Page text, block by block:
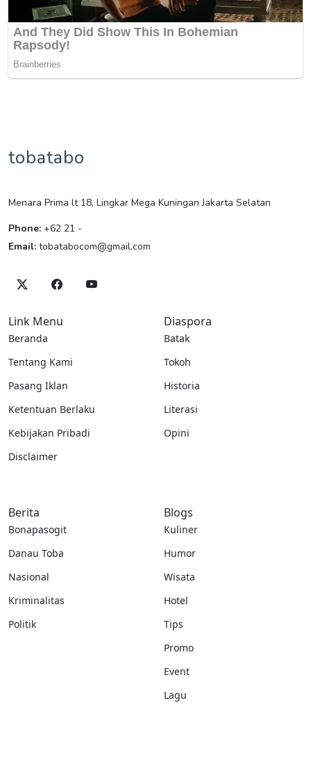
tobatabo
Menara Prima lt 18, Lingkar Mega Kuningan Jakarta Selatan
Phone: +62 21 -
Email: tobatabocom@gmail.com
Link Menu
Beranda
Tentang Kami
Pasang Iklan
Ketentuan Berlaku
Kebijakan Pribadi
Disclaimer
Diaspora
Batak
Tokoh
Historia
Literasi
Opini
Berita
Bonapasogit
Danau Toba
Nasional
Kriminalitas
Politik
Blogs
Kuliner
Humor
Wisata
Hotel
Tips
Promo
Event
Lagu